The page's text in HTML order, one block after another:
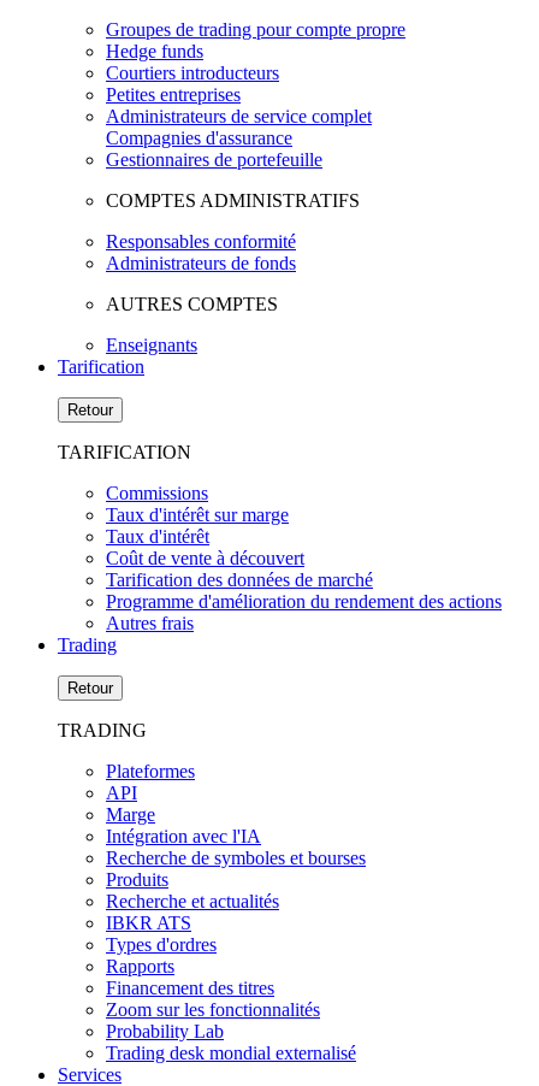
Groupes de trading pour compte propre
Hedge funds
Courtiers introducteurs
Petites entreprises
Administrateurs de service complet
Compagnies d'assurance
Gestionnaires de portefeuille
COMPTES ADMINISTRATIFS
Responsables conformité
Administrateurs de fonds
AUTRES COMPTES
Enseignants
Tarification
Retour
TARIFICATION
Commissions
Taux d'intérêt sur marge
Taux d'intérêt
Coût de vente à découvert
Tarification des données de marché
Programme d'amélioration du rendement des actions
Autres frais
Trading
Retour
TRADING
Plateformes
API
Marge
Intégration avec l'IA
Recherche de symboles et bourses
Produits
Recherche et actualités
IBKR ATS
Types d'ordres
Rapports
Financement des titres
Zoom sur les fonctionnalités
Probability Lab
Trading desk mondial externalisé
Services